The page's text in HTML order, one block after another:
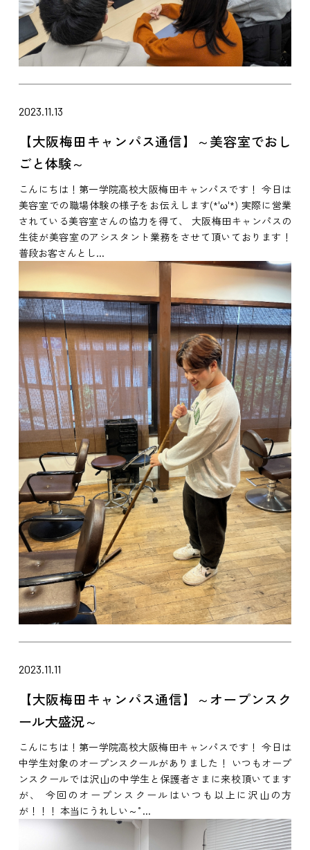
2023.11.13
【大阪梅田キャンパス通信】～美容室でおし
ごと体験～
こんにちは！第一学院高校大阪梅田キャンパスです！ 今日は
美容室での職場体験の様子をお伝えします(*'ω'*) 実際に営業
されている美容室さんの協力を得て、 大阪梅田キャンパスの
生徒が美容室のアシスタント業務をさせて頂いております！
普段お客さんとし...
2023.11.11
【大阪梅田キャンパス通信】～オープンスク
ール大盛況～
こんにちは！第一学院高校大阪梅田キャンパスです！ 今日は
中学生対象のオープンスクールがありました！ いつもオープ
ンスクールでは沢山の中学生と保護者さまに来校頂いてます
が、 今回のオープンスクールはいつも以上に沢山の方
が！！！ 本当にうれしい～°...